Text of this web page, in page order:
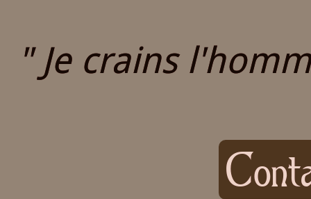
" Je crains